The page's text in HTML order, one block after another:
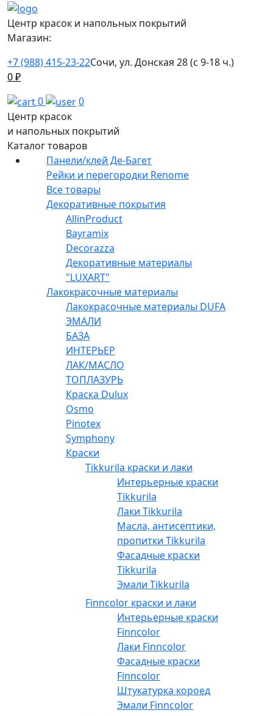
Центр красок и напольных покрытий
Магазин:
+7 (988) 415-23-22Сочи, ул. Донская 28 (с 9-18 ч.)
0₽
0
0
Центр красок
и напольных покрытий
Каталог товаров
Панели/клей Де-Багет
Рейки и перегородки Renome
Все товары
Декоративные покрытия
AllinProduct
Bayramix
Decorazza
Декоративные материалы
"LUXART"
Лакокрасочные материалы
Лакокрасочные материалы DUFA
ЭМАЛИ
БАЗА
ИНТЕРЬЕР
ЛАК/МАСЛО
ТОПЛАЗУРЬ
Краска Dulux
Osmo
Pinotex
Symphony
Краски
Tikkurila краски и лаки
Интерьерные краски
Tikkurila
Лаки Tikkurila
Масла, антисептики,
пропитки Tikkurila
Фасадные краски
Tikkurila
Эмали Tikkurila
Finncolor краски и лаки
Интерьерные краски
Finncolor
Лаки Finncolor
Фасадные краски
Finncolor
Штукатурка короед
Эмали Finncolor